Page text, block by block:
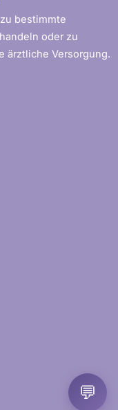
bestimmte
oder zu
ärztliche Versorgung.
💬